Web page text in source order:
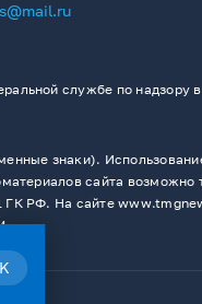
службе по надзору
знаки).
сайта возможно
РФ. На сайте